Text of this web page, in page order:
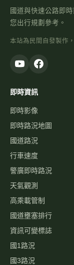
國道與快速公路即
您出行規劃參考。
本站為民間自發製作
即時資訊
即時影像
即時路況地圖
國道路況
行車速度
警廣即時路況
天氣觀測
高乘載管制
國道壅塞排行
資訊可變標誌
國1路況
國3路況